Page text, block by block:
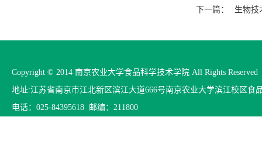
下一篇：
生物技
Copyright © 2014 南京农业大学食品科学技术学院 All Rights Reserved
地址:江苏省南京市江北新区滨江大道666号南京农业大学滨江校区食
电话：025-84395618 邮编：211800